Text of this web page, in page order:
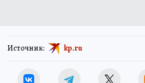
Источник: kp.ru